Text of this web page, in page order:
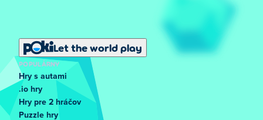
Let the world play
POPULÁRNY
Hry s autami
.io hry
Hry pre 2 hráčov
Puzzle hry